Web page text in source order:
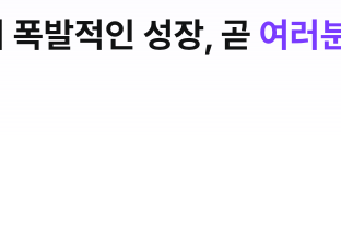
발적인 성장, 곧 여러